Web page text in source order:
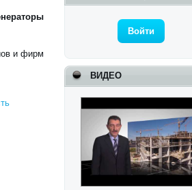
Войти
ВИДЕО
и фирм